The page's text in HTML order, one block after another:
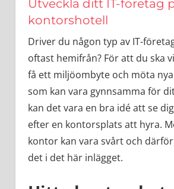
Utveckla ditt IT-företag
kontorshotell
Driver du någon typ av IT-
oftast hemifrån? För att du ska
få ett miljöombyte och möta
som kan vara gynnsamma för
kan det vara en bra idé att se
efter en kontorsplats att hyra.
kontor kan vara svårt och
det i det här inlägget.